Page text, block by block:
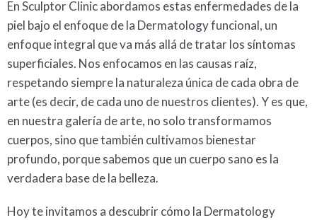
En Sculptor Clinic abordamos estas enfermedades de la
piel bajo el enfoque de la Dermatologyfuncional, un
enfoque integral que va más allá de tratar los síntomas
superficiales. Nos enfocamos en las causas raíz,
respetando siempre la naturaleza única de cada obra de
arte (es decir, de cada uno de nuestros clientes). Y es que,
en nuestra galería de arte, no solo transformamos
cuerpos, sino que también cultivamos bienestar
profundo, porque sabemos que un cuerpo sano es la
verdadera base de la belleza.
Hoy te invitamos a descubrir cómo la Dermatology